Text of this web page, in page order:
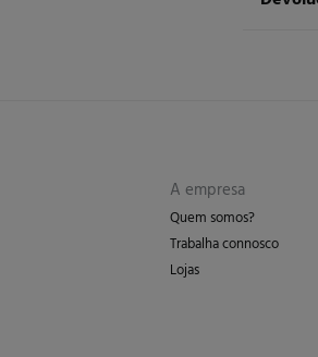
A empresa
Quem somos?
Trabalha connosco
Lojas